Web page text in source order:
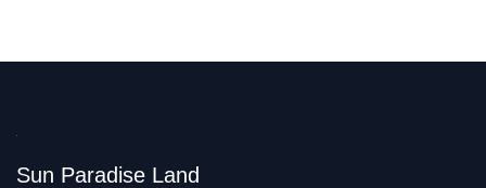
Sun Paradise Land